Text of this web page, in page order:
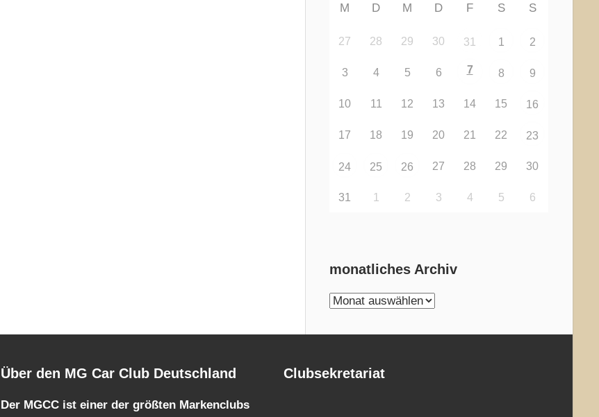
M D M D F S S
27 28 29 30 31 1 2
3 4 5 6 7 8 9
10 11 12 13 14 15 16
17 18 19 20 21 22 23
24 25 26 27 28 29 30
31 1 2 3 4 5 6
monatliches Archiv
monatliches
Über den MG Car Club Deutschland
Der MGCC ist einer der größten Markenclubs
Clubsekretariat